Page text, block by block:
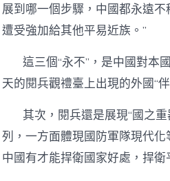
展到哪一個步驟，中國都永遠
遭受強加給其他平易近族。”
這三個“永不”，是中國對本
天的閱兵觀禮臺上出現的外國“
其次，閱兵還是展現“國之
列，一方面體現國防軍隊現代
中國有才能捍衛國家好處，捍衛